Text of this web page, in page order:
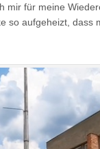
mir für meine
so aufgeheizt, dass